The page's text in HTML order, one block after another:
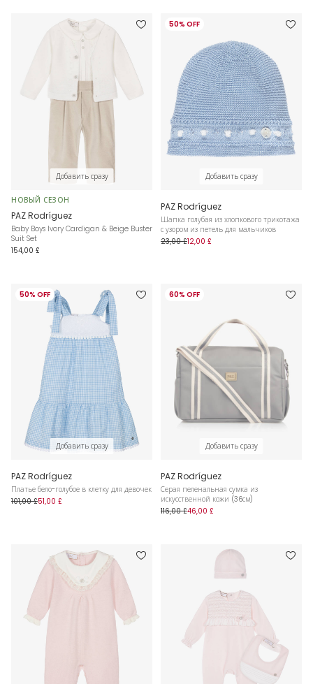
Добавить сразу
НОВЫЙ СЕЗОН
PAZ Rodríguez
Baby Boys Ivory Cardigan & Beige Buster
Suit Set
154,00 £
50% OFF
Добавить сразу
PAZ Rodríguez
Шапка голубая из хлопкового трикотажа
с узором из петель для мальчиков
23,00 £12,00 £
50% OFF
Добавить сразу
PAZ Rodríguez
Платье бело-голубое в клетку для девочек
101,00 £51,00 £
60% OFF
Добавить сразу
PAZ Rodríguez
Серая пеленальная сумка из
искусственной кожи (36см)
116,00 £46,00 £